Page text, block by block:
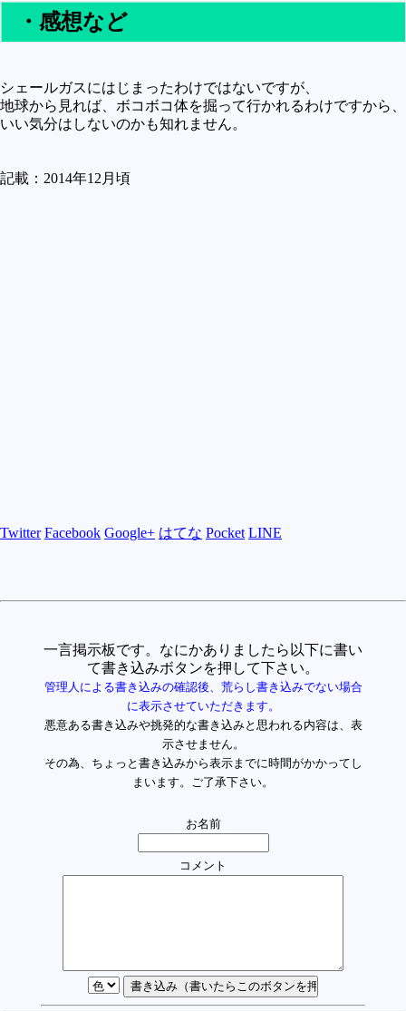
・感想など
シェールガスにはじまったわけではないですが、
地球から見れば、ボコボコ体を掘って行かれるわけですから、
いい気分はしないのかも知れません。
記載：2014年12月頃
Twitter Facebook Google+ はてな Pocket LINE
一言掲示板です。なにかありましたら以下に書い
て書き込みボタンを押して下さい。
管理人による書き込みの確認後、荒らし書き込みでない場合
に表示させていただきます。
悪意ある書き込みや挑発的な書き込みと思われる内容は、表
示させません。
その為、ちょっと書き込みから表示までに時間がかかってし
まいます。ご了承下さい。
お名前
コメント